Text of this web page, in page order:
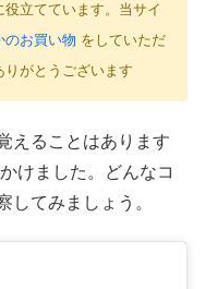
立てています。当サイ
のお買い物 をしていただ
りがとうございます
えることはあります
けました。どんなコ
してみましょう。